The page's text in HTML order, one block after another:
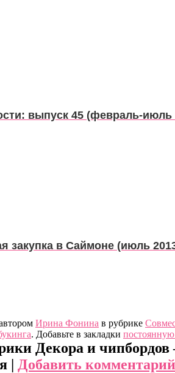
выпуск 45 (февраль-июль
закупка в Саймоне (июль
Ирина Фонина в рубрике
. Добавьте в закладки
Декора и чипбордов
| Добавить комментарий